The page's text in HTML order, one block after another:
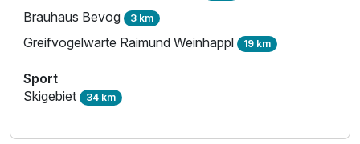
Brauhaus Bevog 3 km
Greifvogelwarte Raimund Weinhappl 19 km
Sport
Skigebiet 34 km